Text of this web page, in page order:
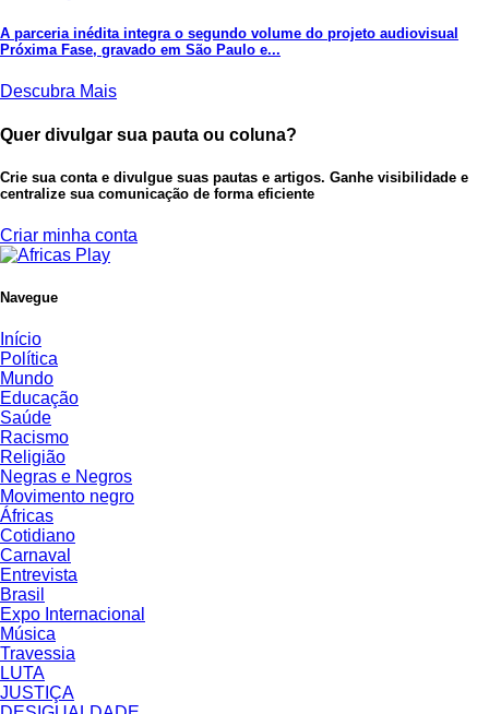
A parceria inédita integra o segundo volume do projeto audiovisual
Próxima Fase, gravado em São Paulo e...
Descubra Mais
Quer divulgar sua pauta ou coluna?
Crie sua conta e divulgue suas pautas e artigos. Ganhe visibilidade e
centralize sua comunicação de forma eficiente
Criar minha conta
Navegue
Início
Política
Mundo
Educação
Saúde
Racismo
Religião
Negras e Negros
Movimento negro
Áfricas
Cotidiano
Carnaval
Entrevista
Brasil
Expo Internacional
Música
Travessia
LUTA
JUSTIÇA